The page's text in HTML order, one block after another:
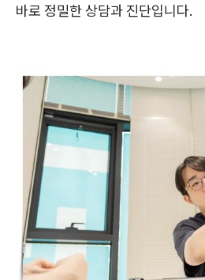
바로 정밀한 상담과 진단입니다.